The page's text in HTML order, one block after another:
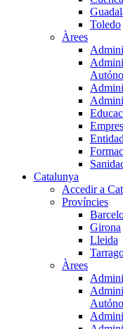
Toledo
Àrees
Catalunya
Accedir a
Províncies
Girona
Lleida
Àrees